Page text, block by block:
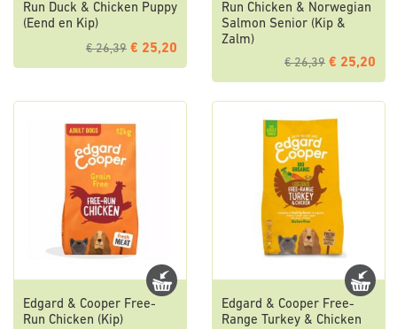
Run Duck & Chicken Puppy
(Eend en Kip)
€ 26,39 € 25,20
Run Chicken & Norwegian
Salmon Senior (Kip &
Zalm)
€ 26,39 € 25,20
Edgard & Cooper Free-
Run Chicken (Kip)
Edgard & Cooper Free-
Range Turkey & Chicken